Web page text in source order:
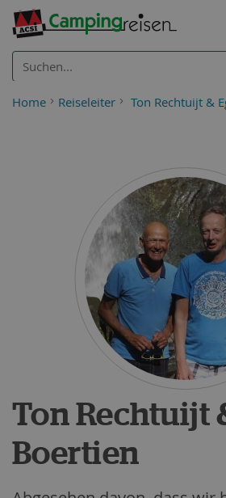
Home Reiseleiter Ton Rechtuijt &
Ton Rechtuijt
Boertien